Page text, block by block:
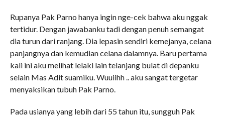
Rupanya Pak Parno hanya ingin nge-cek bahwa aku nggak
tertidur. Dengan jawabanku tadi dengan penuh semangat
dia turun dari ranjang. Dia lepasin sendiri kemejanya, celana
panjangnya dan kemudian celana dalamnya. Baru pertama
kali ini aku melihat lelaki lain telanjang bulat di depanku
selain Mas Adit suamiku. Wuuiihh .. aku sangat tergetar
menyaksikan tubuh Pak Parno.
Pada usianya yang lebih dari 55 tahun itu, sungguh Pak